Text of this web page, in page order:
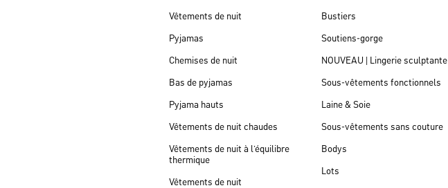
Vêtements de nuit
Pyjamas
Chemises de nuit
Bas de pyjamas
Pyjama hauts
Vêtements de nuit chaudes
Vêtements de nuit à l’équilibre
thermique
Vêtements de nuit
Bustiers
Soutiens-gorge
NOUVEAU | Lingerie sculptante
Sous-vêtements fonctionnels
Laine & Soie
Sous-vêtements sans couture
Bodys
Lots